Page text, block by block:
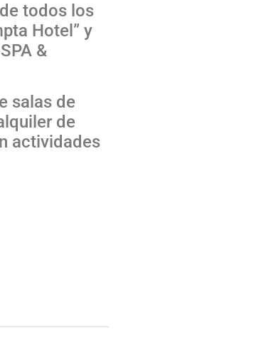
todos los
Hotel” y
&
salas de
de
actividades